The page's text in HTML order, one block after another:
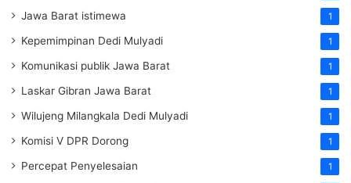
Jawa Barat istimewa 1
Kepemimpinan Dedi Mulyadi 1
Komunikasi publik Jawa Barat 1
Laskar Gibran Jawa Barat 1
Wilujeng Milangkala Dedi Mulyadi 1
Komisi V DPR Dorong 1
Percepat Penyelesaian 1